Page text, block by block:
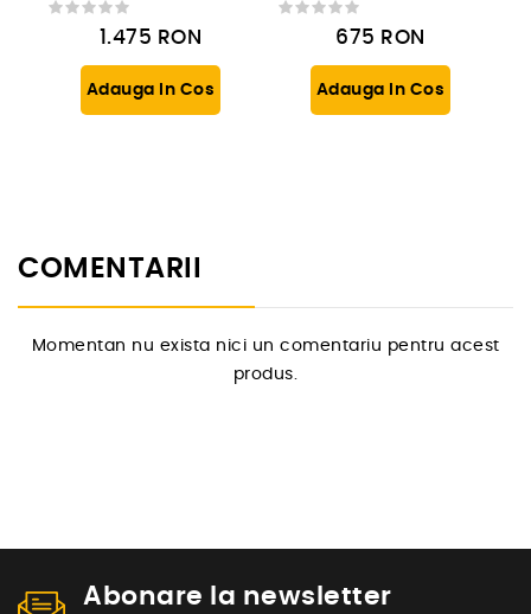
1.475 RON
Adauga In Cos
675 RON
Adauga In Cos
COMENTARII
Momentan nu exista nici un comentariu pentru acest
produs.
Abonare la newsletter